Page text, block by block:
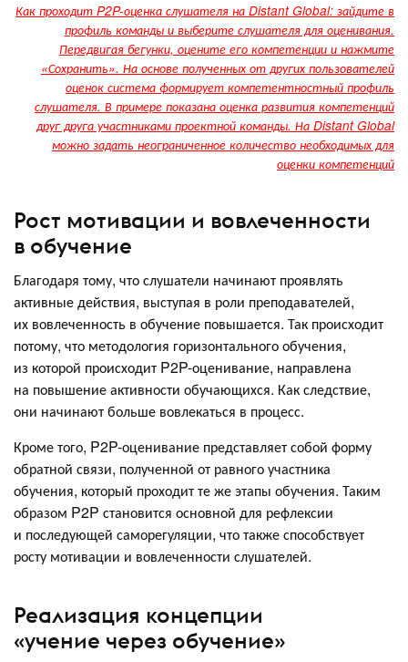
Как проходит P2P-оценка слушателя на Distant Global: зайдите в
профиль команды и выберите слушателя для оценивания.
Передвигая бегунки, оцените его компетенции и нажмите
«Сохранить». На основе полученных от других пользователей
оценок система формирует компетентностный профиль
слушателя. В примере показана оценка развития компетенций
друг друга участниками проектной команды. На Distant Global
можно задать неограниченное количество необходимых для
оценки компетенций
Рост мотивации и вовлеченности
в обучение
Благодаря тому, что слушатели начинают проявлять
активные действия, выступая в роли преподавателей,
их вовлеченность в обучение повышается. Так происходит
потому, что методология горизонтального обучения,
из которой происходит P2P-оценивание, направлена
на повышение активности обучающихся. Как следствие,
они начинают больше вовлекаться в процесс.
Кроме того, P2P-оценивание представляет собой форму
обратной связи, полученной от равного участника
обучения, который проходит те же этапы обучения. Таким
образом P2P становится основной для рефлексии
и последующей саморегуляции, что также способствует
росту мотивации и вовлеченности слушателей.
Реализация концепции
«учение через обучение»